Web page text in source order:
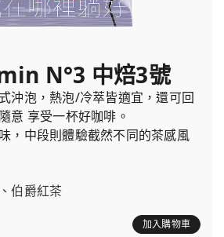
N°3 中焙3號
沖泡，熱泡/冷萃皆適宜，還可回
意 享受一杯好咖啡。
，中段則體驗截然不同的茶感風
伯爵紅茶
加入購物車